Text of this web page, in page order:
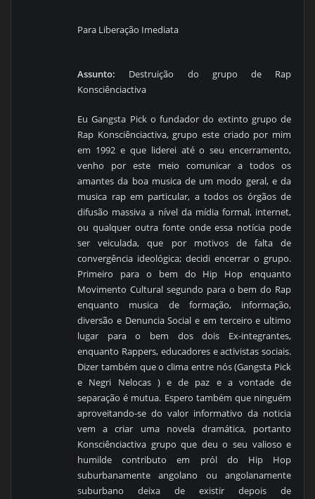
Para Liberação Imediata
Assunto: Destruição do grupo de Rap
Konsciênciactiva
Eu Gangsta Pick o fundador do extinto grupo de
Rap Konsciênciactiva, grupo este criado por mim
em 1992 e que liderei até o seu encerramento,
venho por este meio comunicar a todos os
amantes da boa musica de um modo geral, e da
musica rap em particular, a todos os órgãos de
difusão massiva a nível da mídia formal, internet,
ou qualquer outra fonte onde essa notícia pode
ser veiculada, que por motivos de falta de
convergência ideológica; decidi encerrar o grupo.
Primeiro para o bem do Hip Hop enquanto
Movimento Cultural segundo para o bem do Rap
enquanto musica de formação, informação,
diversão e Denuncia Social e em terceiro e ultimo
lugar para o bem dos dois Ex-integrantes,
enquanto Rappers, educadores e activistas sociais.
Dizer também que o clima entre nós (Gangsta Pick
e Negri Nelocas ) e de paz e a vontade de
separação é mutua. Espero também que ninguém
aproveitando-se do valor informativo da noticia
vem a criar uma novela dramática, portanto
Konsciênciactiva grupo que deu o seu valioso e
humilde contributo em pról do Hip Hop
suburbanamente angolano ou angolanamente
suburbano deixa de existir depois de